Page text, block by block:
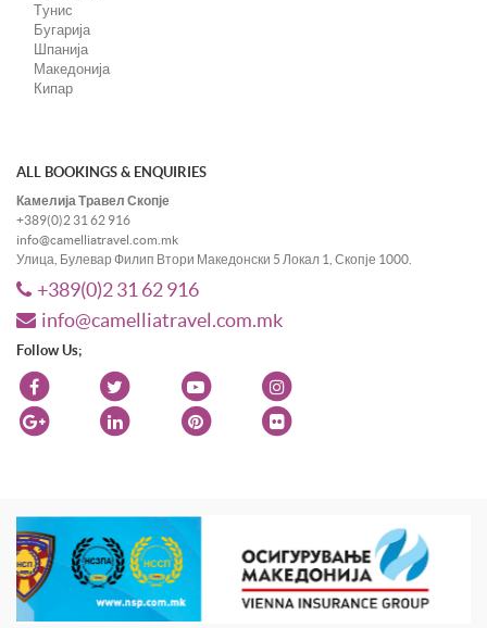
Tунис
Бугарија
Шпанија
Македонија
Кипар
ALL BOOKINGS & ENQUIRIES
Камелија Травел Скопје
+389(0)2 31 62 916
info@camelliatravel.com.mk
Улица, Булевар Филип Втори Македонски 5 Локал 1, Скопје 1000.
+389(0)2 31 62 916
info@camelliatravel.com.mk
Follow Us;